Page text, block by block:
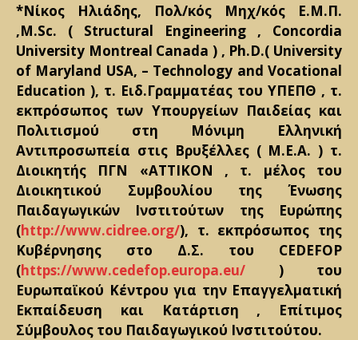
*Νίκος Ηλιάδης, Πολ/κός Μηχ/κός Ε.Μ.Π.
,M.Sc. ( Structural Engineering , Concordia
University Montreal Canada ) , Ph.D.( University
of Maryland USA, – Technology and Vocational
Education ), τ. Ειδ.Γραμματέας του ΥΠΕΠΘ , τ.
εκπρόσωπος των Υπουργείων Παιδείας και
Πολιτισμού στη Μόνιμη Ελληνική
Αντιπροσωπεία στις Βρυξέλλες ( Μ.Ε.Α. ) τ.
Διοικητής ΠΓΝ «ΑΤΤΙΚΟΝ , τ. μέλος του
Διοικητικού Συμβουλίου της Ένωσης
Παιδαγωγικών Ινστιτούτων της Ευρώπης
(http://www.cidree.org/), τ. εκπρόσωπος της
Κυβέρνησης στο Δ.Σ. του CEDEFOP
(https://www.cedefop.europa.eu/ ) του
Ευρωπαϊκού Κέντρου για την Επαγγελματική
Εκπαίδευση και Κατάρτιση , Επίτιμος
Σύμβουλος του Παιδαγωγικού Ινστιτούτου.